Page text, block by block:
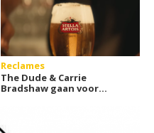
Reclames
The Dude & Carrie
Bradshaw gaan voor